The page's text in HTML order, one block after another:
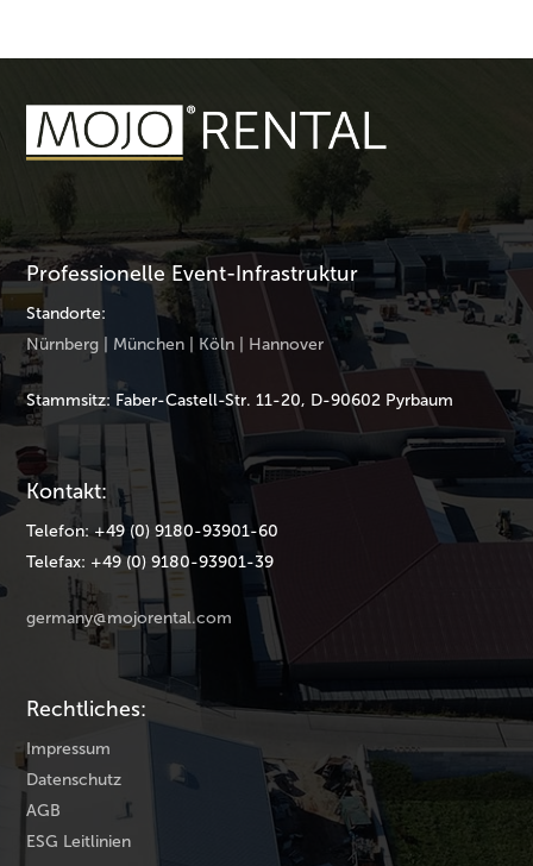
Professionelle Event-Infrastruktur
Standorte:
Nürnberg | München | Köln | Hannover
Stammsitz: Faber-Castell-Str. 11-20, D-90602 Pyrbaum
Kontakt:
Telefon: +49 (0) 9180-93901-60
Telefax: +49 (0) 9180-93901-39
germany@mojorental.com
Rechtliches:
Impressum
Datenschutz
AGB
ESG Leitlinien